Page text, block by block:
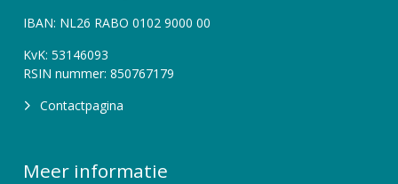
IBAN: NL26 RABO 0102 9000 00
KvK: 53146093
RSIN nummer: 850767179
Contactpagina
Meer informatie